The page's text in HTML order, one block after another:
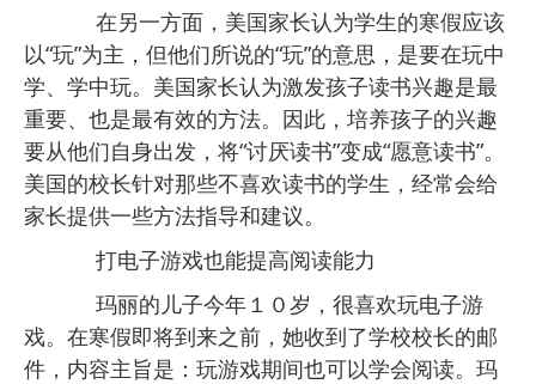
在另一方面，美国家长认为学生的寒假应该
以“玩”为主，但他们所说的“玩”的意思，是要在玩中
学、学中玩。美国家长认为激发孩子读书兴趣是最
重要、也是最有效的方法。因此，培养孩子的兴趣
要从他们自身出发，将“讨厌读书”变成“愿意读书”。
美国的校长针对那些不喜欢读书的学生，经常会给
家长提供一些方法指导和建议。
打电子游戏也能提高阅读能力
玛丽的儿子今年１０岁，很喜欢玩电子游
戏。在寒假即将到来之前，她收到了学校校长的邮
件，内容主旨是：玩游戏期间也可以学会阅读。玛